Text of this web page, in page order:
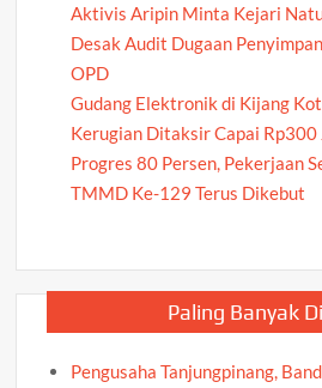
Aktivis Aripin Minta Kejari
Desak Audit Dugaan
OPD
Gudang Elektronik di Kijang
Kerugian Ditaksir Capai Rp300
Progres 80 Persen, Pekerjaan
TMMD Ke-129 Terus Dikebut
Paling Banyak
Pengusaha Tanjungpinang,